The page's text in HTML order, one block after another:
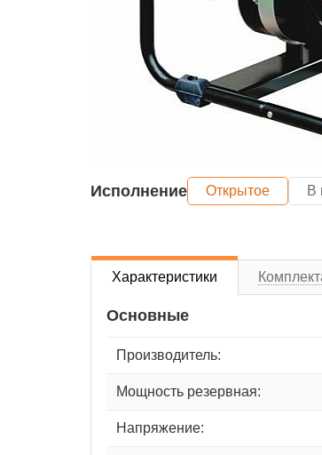
Исполнение Открытое В
Характеристики
Основные
Производитель:
Мощность резервная:
Напряжение: